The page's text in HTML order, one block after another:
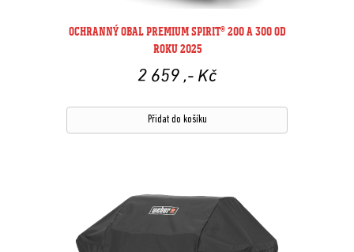
OCHRANNÝ OBAL PREMIUM SPIRIT® 200 A 300 OD
ROKU 2025
2 659 ,- Kč
Přidat do košíku